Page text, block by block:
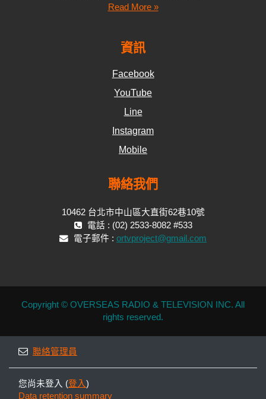
Read More »
資訊
Facebook
YouTube
Line
Instagram
Mobile
聯絡我們
10462 台北市中山區大直街62巷10號
電話 : (02) 2533-8082 #533
電子郵件 : ortvproject@gmail.com
Copyright © OVERSEAS RADIO & TELEVISION INC. All
rights reserved.
聯絡管理員
您尚未登入 (登入)
Data retention summary